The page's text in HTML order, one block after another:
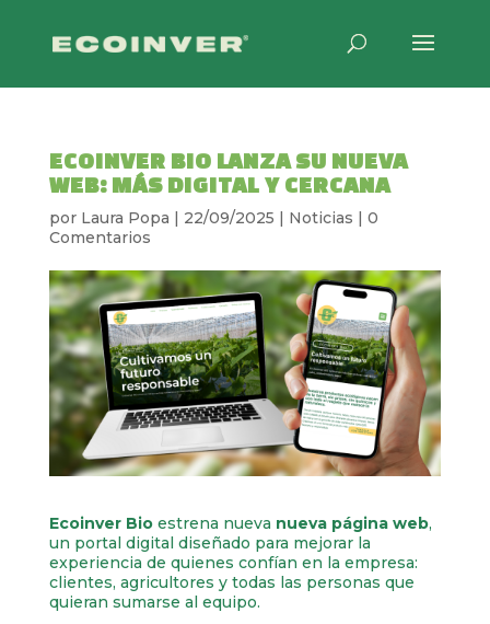
ECOINVER BIO LANZA SU NUEVA
WEB: MÁS DIGITAL Y CERCANA
por Laura Popa | 22/09/2025 | Noticias | 0
Comentarios
Ecoinver Bioestrena nueva nueva página web,
un portal digital diseñado para mejorar la
experiencia de quienes confían en la empresa:
clientes, agricultores y todas las personas que
quieran sumarse al equipo.